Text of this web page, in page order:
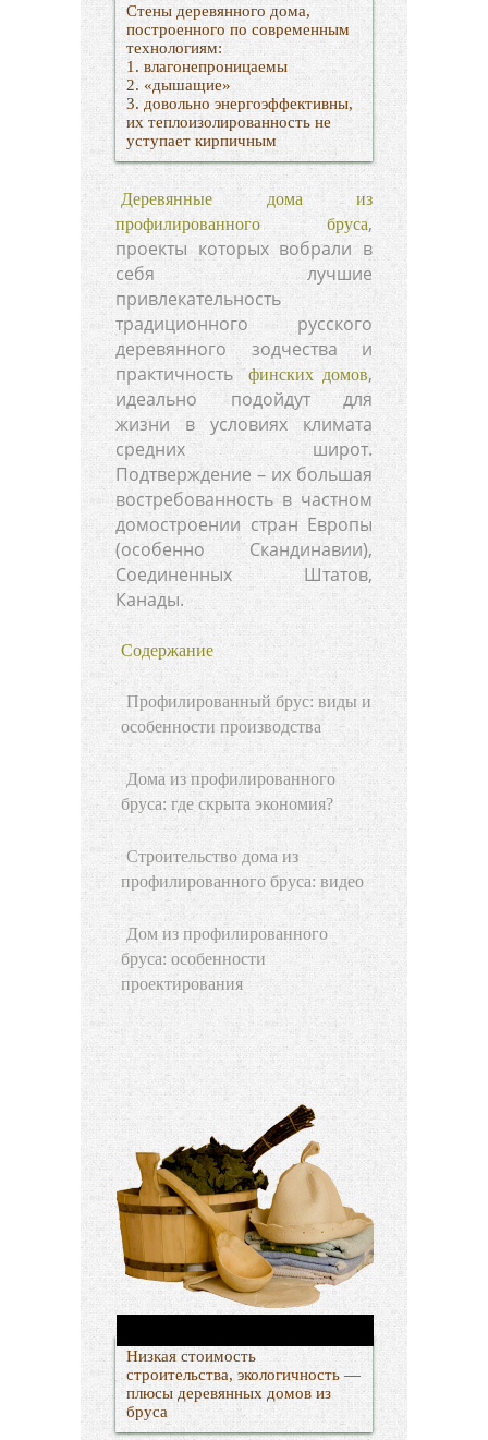
Стены деревянного дома,
построенного по современным
технологиям:
1. влагонепроницаемы
2. «дышащие»
3. довольно энергоэффективны,
их теплоизолированность не
уступает кирпичным
Деревянные дома из
профилированного бруса,
проекты которых вобрали в
себя лучшие
привлекательность
традиционного русского
деревянного зодчества и
практичность финских домов,
идеально подойдут для
жизни в условиях климата
средних широт.
Подтверждение – их большая
востребованность в частном
домостроении стран Европы
(особенно Скандинавии),
Соединенных Штатов,
Канады.
Содержание
Профилированный брус: виды и
особенности производства
Дома из профилированного
бруса: где скрыта экономия?
Строительство дома из
профилированного бруса: видео
Дом из профилированного
бруса: особенности
проектирования
Низкая стоимость
строительства, экологичность —
плюсы деревянных домов из
бруса